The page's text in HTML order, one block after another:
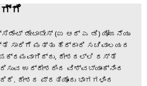
ಡೇಟಾಬೇಸ್ (ಐ ಆರ್ ಎ ಡಿ) ಯೋಜನೆಯು
ಸಾರಿಗೆ ಮತ್ತು ಹೆದ್ದಾರಿ ಸಚಿವಾಲಯದ
ದೇಶದಲ್ಲಿ ರಸ್ತೆ
ಉದ್ದೇಶದಿಂದ ವಿಶ್ವಬ್ಯಾಂಕ್‌ನಿಂದ
ದೇಶದ ಪ್ರತಿಯೊಂದು ಭಾಗಗಳಿಂದ